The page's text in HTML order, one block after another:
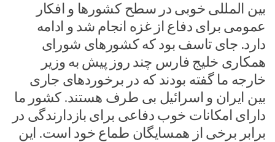
بین المللی خوبی در سطح کشور‌ها و افکار
عمومی برای دفاع از غزه انجام شد و ادامه
دارد. جای تاسف بود که کشور‌های شورای
همکاری خلیج فارس چند روز پیش به وزیر
خارجه ما گفته بودند که در برخورد‌های جاری
بین ایران و اسرائیل بی طرف هستند. کشور ما
دارای امکانات خوب دفاعی برای بازدارندگی در
برابر برخی از همسایگان طماع خود است. این